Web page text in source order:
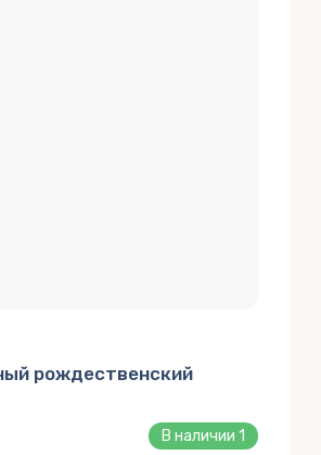
рождественский
В наличии 1